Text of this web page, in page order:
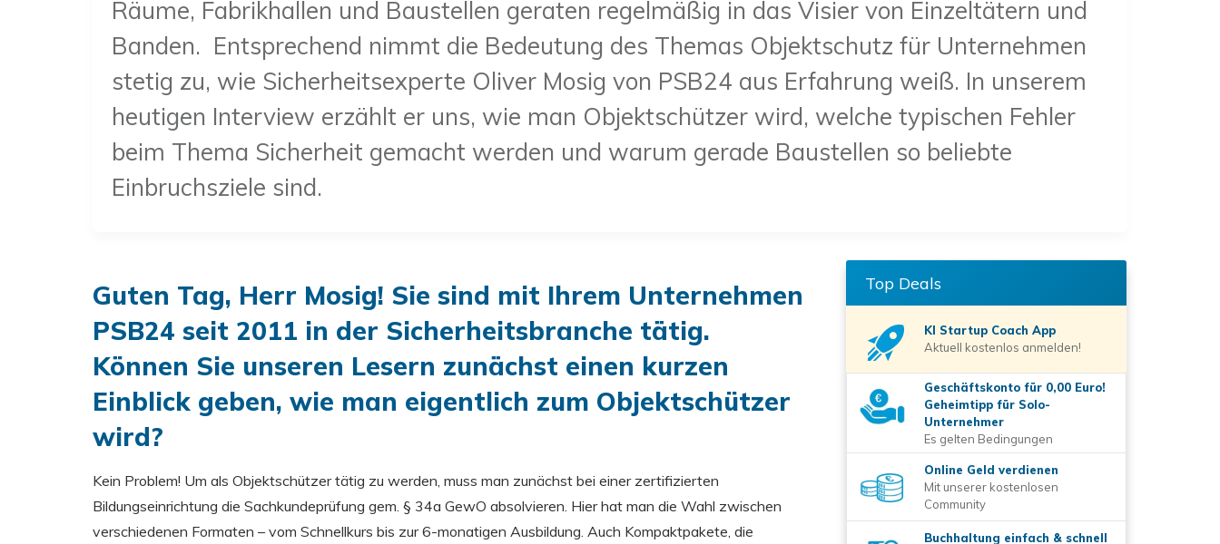
Räume, Fabrikhallen und Baustellen geraten regelmäßig in das Visier von Einzeltätern und
Banden. Entsprechend nimmt die Bedeutung des Themas Objektschutz für Unternehmen
stetig zu, wie Sicherheitsexperte Oliver Mosig von PSB24 aus Erfahrung weiß. In unserem
heutigen Interview erzählt er uns, wie man Objektschützer wird, welche typischen Fehler
beim Thema Sicherheit gemacht werden und warum gerade Baustellen so beliebte
Einbruchsziele sind.
Guten Tag, Herr Mosig! Sie sind mit Ihrem Unternehmen
PSB24 seit 2011 in der Sicherheitsbranche tätig.
Können Sie unseren Lesern zunächst einen kurzen
Einblick geben, wie man eigentlich zum Objektschützer
wird?
Kein Problem! Um als Objektschützer tätig zu werden, muss man zunächst bei einer zertifizierten
Bildungseinrichtung die Sachkundeprüfung gem. § 34a GewO absolvieren. Hier hat man die Wahl zwischen
verschiedenen Formaten – vom Schnellkurs bis zur 6-monatigen Ausbildung. Auch Kompaktpakete, die
Top Deals
KI Startup Coach App
Aktuell kostenlos anmelden!
Geschäftskonto für 0,00 Euro!
Geheimtipp für Solo-
Unternehmer
Es gelten Bedingungen
Online Geld verdienen
Mit unserer kostenlosen
Community
Buchhaltung einfach & schnell